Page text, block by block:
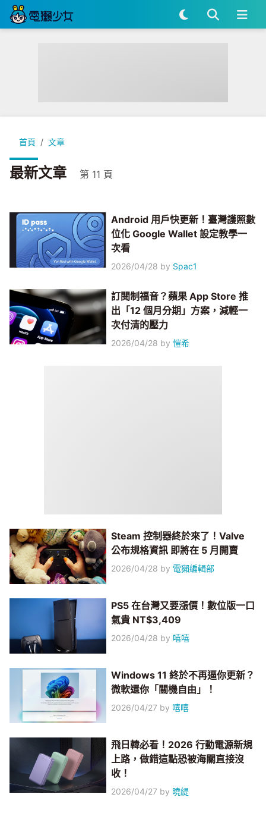
首頁 文章
最新文章 第 11 頁
Android 用戶快更新！臺灣護照數
位化 Google Wallet 設定教學一
次看
2026/04/28 by Spac1
訂閱制福音？蘋果 App Store 推
出「12 個月分期」方案，減輕一
次付清的壓力
2026/04/28 by愷希
Steam 控制器終於來了！Valve
公布規格資訊 即將在 5 月開賣
2026/04/28 by 電獺編輯部
PS5 在台灣又要漲價！數位版一口
氣貴 NT$3,409
2026/04/28 by 嘻嘻
Windows 11 終於不再逼你更新？
微軟還你「關機自由」！
2026/04/27 by 嘻嘻
飛日韓必看！2026 行動電源新規
上路，做錯這點恐被海關直接沒
收！
2026/04/27 by 曉緹